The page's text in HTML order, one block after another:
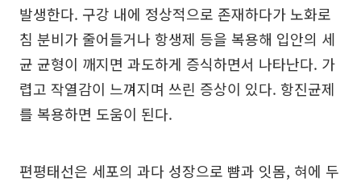
발생한다. 구강 내에 정상적으로 존재하다가 노화로
침 분비가 줄어들거나 항생제 등을 복용해 입안의 세
균 균형이 깨지면 과도하게 증식하면서 나타난다. 가
렵고 작열감이 느껴지며 쓰린 증상이 있다. 항진균제
를 복용하면 도움이 된다.
편평태선은 세포의 과다 성장으로 뺨과 잇몸, 혀에 두